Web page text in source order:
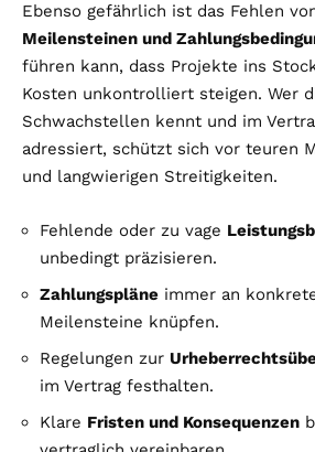
Ebenso gefährlich ist das Fehlen
Meilensteinen und
führen kann, dass Projekte ins
Kosten unkontrolliert steigen. Wer
Schwachstellen kennt und im
adressiert, schützt sich vor teuren
und langwierigen Streitigkeiten.
Fehlende oder zu vage
unbedingt präzisieren.
Zahlungspläne immer an
Meilensteine knüpfen.
Regelungen zur
im Vertrag festhalten.
Klare Fristen und Konsequenzen